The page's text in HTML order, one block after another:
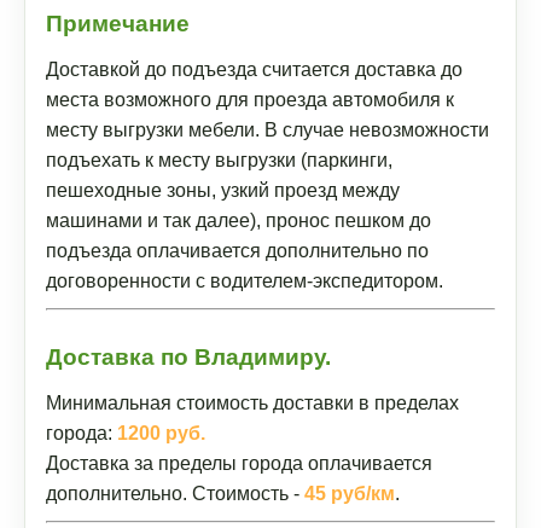
Примечание
Доставкой до подъезда считается доставка до
места возможного для проезда автомобиля к
месту выгрузки мебели. В случае невозможности
подъехать к месту выгрузки (паркинги,
пешеходные зоны, узкий проезд между
машинами и так далее), пронос пешком до
подъезда оплачивается дополнительно по
договоренности с водителем-экспедитором.
Доставка по Владимиру.
Минимальная стоимость доставки в пределах
города: 1200 руб.
Доставка за пределы города оплачивается
дополнительно. Стоимость - 45 руб/км.